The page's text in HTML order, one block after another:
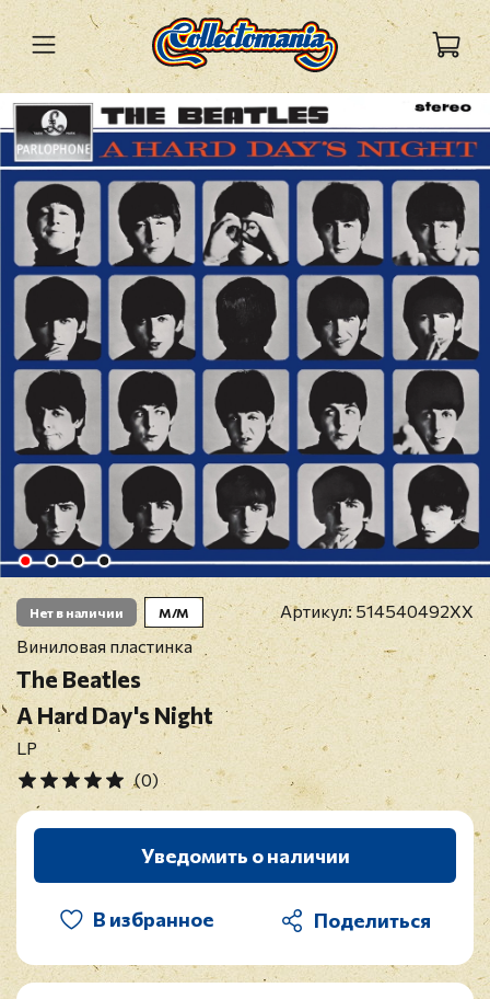
Нет в наличии M/M Артикул:514540492XX
Виниловая пластинка
The Beatles
A Hard Day's Night
LP
(0)
Уведомить о наличии
В избранное